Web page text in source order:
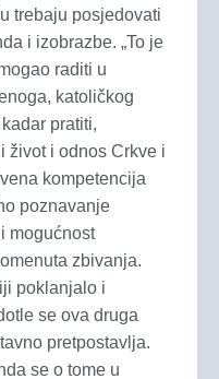
trebaju posjedovati
i izobrazbe. „To je
raditi u
katoličkog
pratiti,
život i odnos Crkve i
kompetencija
poznavanje
mogućnost
zbivanja.
poklanjalo i
se ova druga
pretpostavlja.
se o tome u